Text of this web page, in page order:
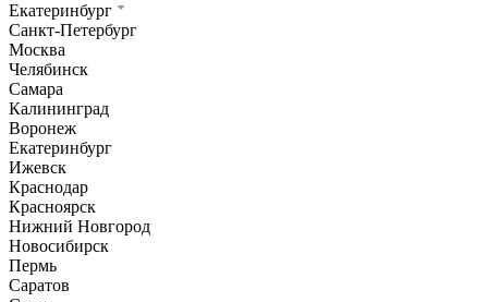
Екатеринбург
Санкт-Петербург
Москва
Челябинск
Самара
Калининград
Воронеж
Екатеринбург
Ижевск
Краснодар
Красноярск
Нижний Новгород
Новосибирск
Пермь
Саратов